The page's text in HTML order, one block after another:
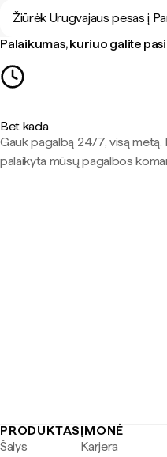
Žiūrėk Urugvajaus pesas į
Palaikumas, kuriuo galite
Bet kada
Gauk pagalbą 24/7, visą
palaikyta mūsų pagalbos
PRODUKTAS
Šalys
ĮMONĖ
Karjera